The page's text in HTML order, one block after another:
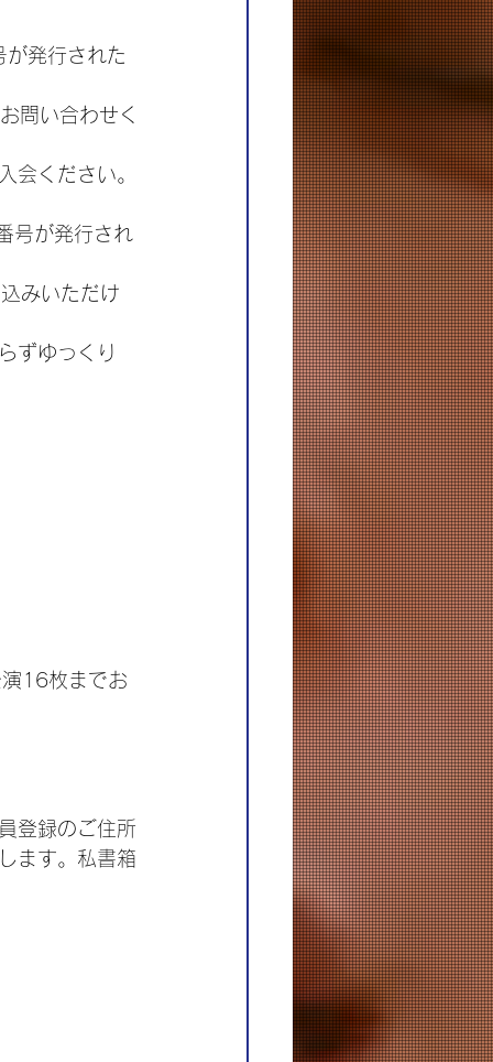
発行された
問い合わせく
会ください。
号が発行され
みいただけ
ずゆっくり
16枚までお
登録のご住所
ます。私書箱